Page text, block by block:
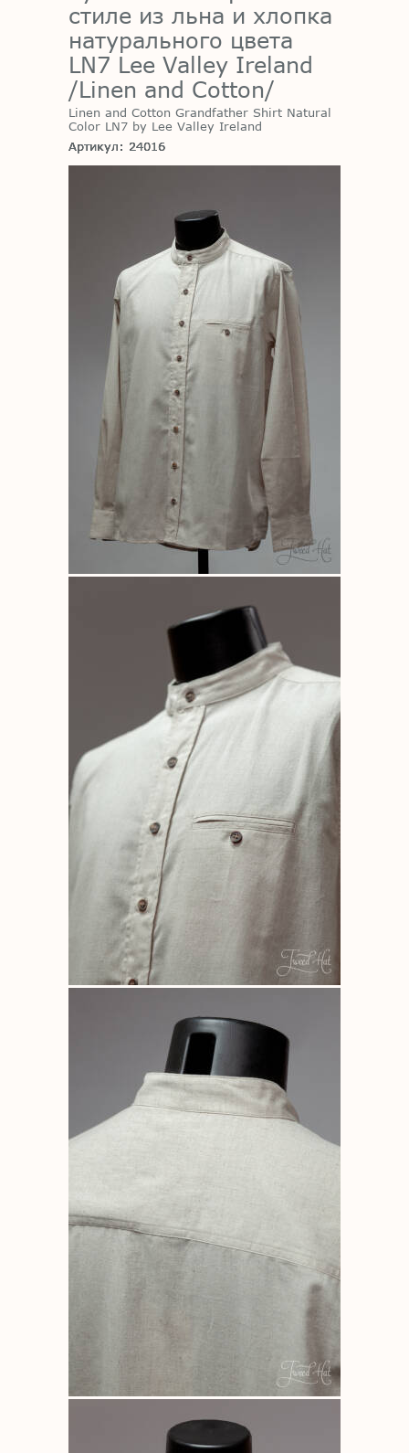
стиле из льна и хлопка
натурального цвета
LN7 Lee Valley Ireland
/Linen and Cotton/
Linen and Cotton Grandfather Shirt Natural
Color LN7 by Lee Valley Ireland
Артикул: 24016